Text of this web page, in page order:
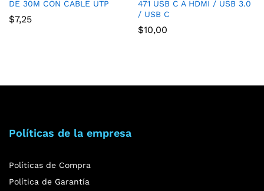
DE 30M CON CABLE UTP
$7,25
471 USB C A HDMI / USB 3.0
/ USB C
$10,00
Políticas de la empresa
Políticas de Compra
Política de Garantía